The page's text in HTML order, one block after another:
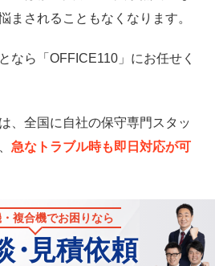
まされることもなくなります。
なら「OFFICE110」にお任せく
、全国に自社の保守専門スタッ
急なトラブル時も即日対応が可
複合機でお困りなら
・ 見積依頼